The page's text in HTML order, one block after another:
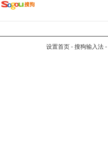
设置首页 - 搜狗输入法 -